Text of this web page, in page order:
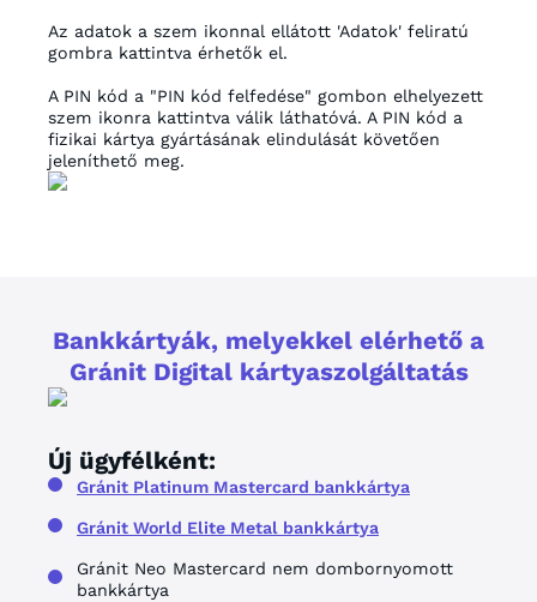
Az adatok a szem ikonnal ellátott 'Adatok' feliratú
gombra kattintva érhetők el.
A PIN kód a "PIN kód felfedése" gombon elhelyezett
szem ikonra kattintva válik láthatóvá. A PIN kód a
fizikai kártya gyártásának elindulását követően
jeleníthető meg.
Bankkártyák, melyekkel elérhető a
Gránit Digital kártyaszolgáltatás
Új ügyfélként:
Gránit Platinum Mastercard bankkártya
Gránit World Elite Metal bankkártya
Gránit Neo Mastercard nem dombornyomott
bankkártya